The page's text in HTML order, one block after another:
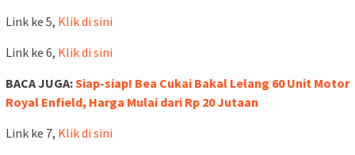
Link ke 5, Klik di sini
Link ke 6, Klik di sini
BACA JUGA:Siap-siap! Bea Cukai Bakal Lelang 60 Unit Motor
Royal Enfield, Harga Mulai dari Rp 20 Jutaan
Link ke 7, Klik di sini